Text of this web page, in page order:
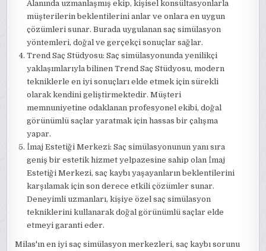
Alanında uzmanlaşmış ekip, kişisel konsültasyonlarla
müşterilerin beklentilerini anlar ve onlara en uygun
çözümleri sunar. Burada uygulanan saç simülasyon
yöntemleri, doğal ve gerçekçi sonuçlar sağlar.
Trend Saç Stüdyosu: Saç simülasyonunda yenilikçi
yaklaşımlarıyla bilinen Trend Saç Stüdyosu, modern
tekniklerle en iyi sonuçları elde etmek için sürekli
olarak kendini geliştirmektedir. Müşteri
memnuniyetine odaklanan profesyonel ekibi, doğal
görünümlü saçlar yaratmak için hassas bir çalışma
yapar.
İmaj Estetiği Merkezi: Saç simülasyonunun yanı sıra
geniş bir estetik hizmet yelpazesine sahip olan İmaj
Estetiği Merkezi, saç kaybı yaşayanların beklentilerini
karşılamak için son derece etkili çözümler sunar.
Deneyimli uzmanları, kişiye özel saç simülasyon
tekniklerini kullanarak doğal görünümlü saçlar elde
etmeyi garanti eder.
Milas'ın en iyi saç simülasyon merkezleri, saç kaybı sorunu